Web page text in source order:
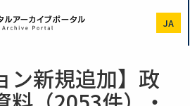
JA
ン新規追加】政